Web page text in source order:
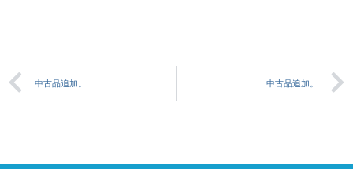
中古品追加。 中古品追加。